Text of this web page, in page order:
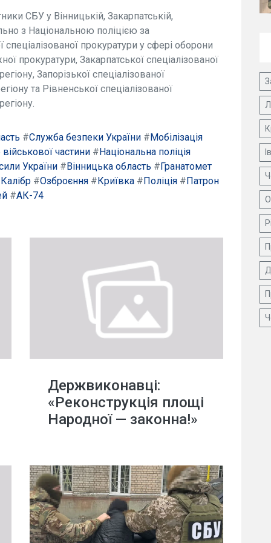
СБУ у Вінницькій, Закарпатській,
з Національною поліцією за
прокуратури у сфері оборони
прокуратури, Закарпатської спеціалізованої
Запорізької спеціалізованої
та Рівненської спеціалізованої
#Служба безпеки України #Мобілізація
частини #Національна поліція
України #Вінницька область #Гранатомет
Калібр #Озброєння #Криївка #Поліція #Патрон
#АК-74
Держвиконавці:
«Реконструкція площі
Народної — законна!»